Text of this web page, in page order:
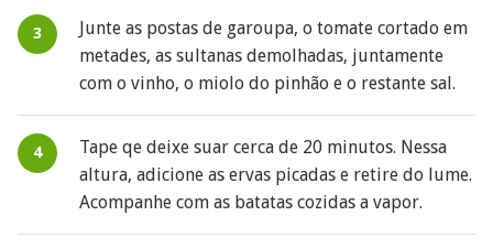
Junte as postas de garoupa, o tomate cortado em
metades, as sultanas demolhadas, juntamente
com o vinho, o miolo do pinhão e o restante sal.
Tape qe deixe suar cerca de 20 minutos. Nessa
altura, adicione as ervas picadas e retire do lume.
Acompanhe com as batatas cozidas a vapor.